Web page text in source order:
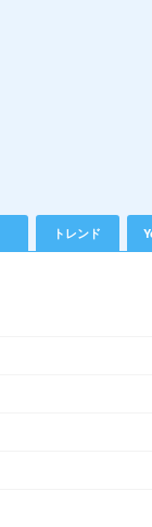
トレンド